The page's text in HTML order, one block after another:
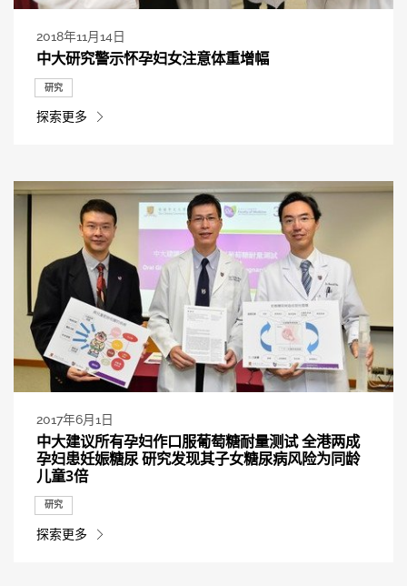
2018年11月14日
中大研究警示怀孕妇女注意体重增幅
研究
探索更多
2017年6月1日
中大建议所有孕妇作口服葡萄糖耐量测试 全港两成
孕妇患妊娠糖尿 研究发现其子女糖尿病风险为同龄
儿童3倍
研究
探索更多